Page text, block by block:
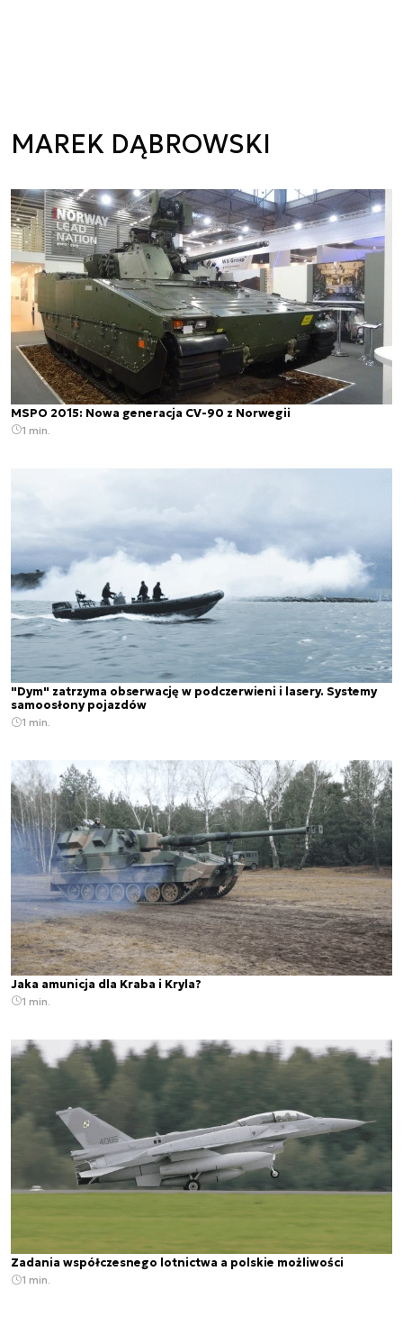
MAREK DĄBROWSKI
MSPO 2015: Nowa generacja CV-90 z Norwegii
1 min.
"Dym" zatrzyma obserwację w podczerwieni i lasery. Systemy
samoosłony pojazdów
1 min.
Jaka amunicja dla Kraba i Kryla?
1 min.
Zadania współczesnego lotnictwa a polskie możliwości
1 min.